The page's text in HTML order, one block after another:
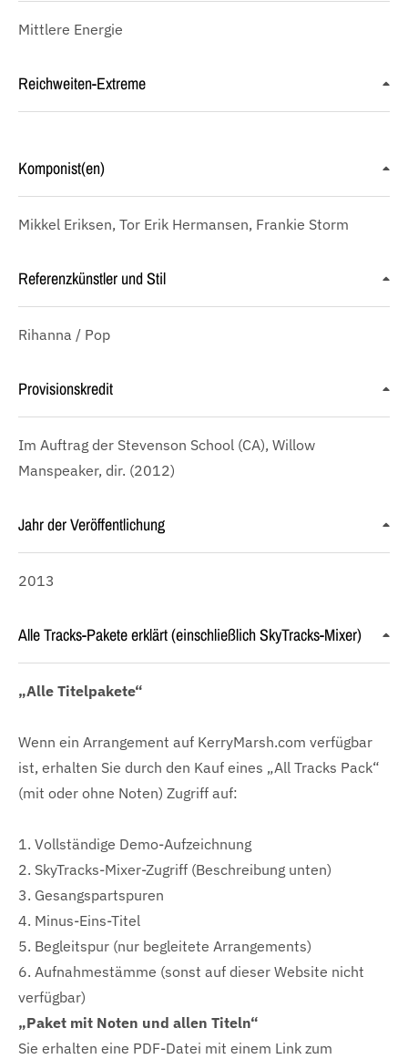
Mittlere Energie
Reichweiten-Extreme
Komponist(en)
Mikkel Eriksen, Tor Erik Hermansen, Frankie Storm
Referenzkünstler und Stil
Rihanna / Pop
Provisionskredit
Im Auftrag der Stevenson School (CA), Willow
Manspeaker, dir. (2012)
Jahr der Veröffentlichung
2013
Alle Tracks-Pakete erklärt (einschließlich SkyTracks-Mixer)
„Alle Titelpakete“
Wenn ein Arrangement auf KerryMarsh.com verfügbar
ist, erhalten Sie durch den Kauf eines „All Tracks Pack“
(mit oder ohne Noten) Zugriff auf:
1. Vollständige Demo-Aufzeichnung
2. SkyTracks-Mixer-Zugriff (Beschreibung unten)
3. Gesangspartspuren
4. Minus-Eins-Titel
5. Begleitspur (nur begleitete Arrangements)
6. Aufnahmestämme (sonst auf dieser Website nicht
verfügbar)
„Paket mit Noten und allen Titeln“
Sie erhalten eine PDF-Datei mit einem Link zum